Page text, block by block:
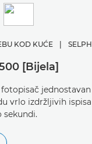
KOD KUĆE |
[Bijela]
vrlo izdržljivih
sekundi.